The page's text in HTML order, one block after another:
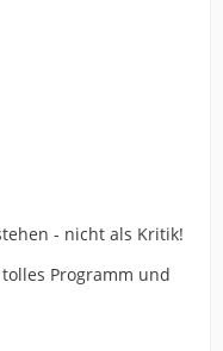
- nicht als Kritik!
Programm und